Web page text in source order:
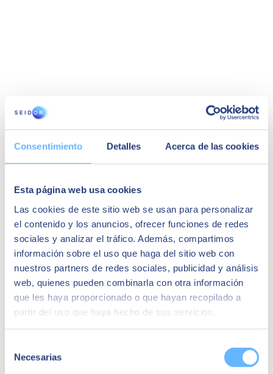
Consentimiento Detalles Acerca de las cookies
Esta página web usa cookies
Las cookies de este sitio web se usan para personalizar
el contenido y los anuncios, ofrecer funciones de redes
sociales y analizar el tráfico. Además, compartimos
información sobre el uso que haga del sitio web con
nuestros partners de redes sociales, publicidad y análisis
web, quienes pueden combinarla con otra información
que les haya proporcionado o que hayan recopilado a
partir del uso que haya hecho de sus servicios.
Necesarias